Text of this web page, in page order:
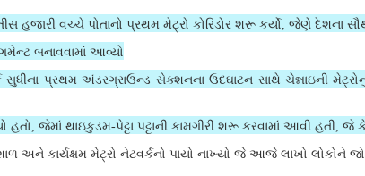
હજારી વચ્ચે પોતાનો પ્રથમ મેટ્રો કોરિડોર શરૂ કર્યો, જેણે દેશના
બનાવવામાં આવ્યો
સુધીના પ્રથમ અંડરગ્રાઉન્ડ સેક્શનના ઉદઘાટન સાથે ચેન્નાઇની
હતો, જેમાં થાઇકુડમ-પેટ્ટા પટ્ટાની કામગીરી શરૂ કરવામાં આવી હતી, જે
અને કાર્યક્ષમ મેટ્રો નેટવર્કનો પાયો નાખ્યો જે આજે લાખો લોકોને